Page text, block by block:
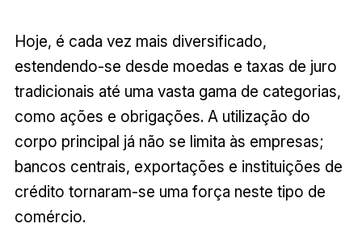
Hoje, é cada vez mais diversificado,
estendendo-se desde moedas e taxas de juro
tradicionais até uma vasta gama de categorias,
como ações e obrigações. A utilização do
corpo principal já não se limita às empresas;
bancos centrais, exportações e instituições de
crédito tornaram-se uma força neste tipo de
comércio.